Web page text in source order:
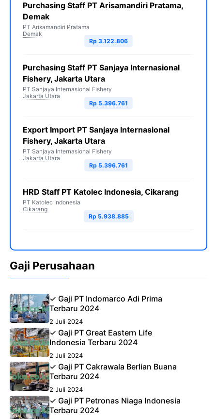
Purchasing Staff PT Arisamandiri Pratama,
Demak
PT Arisamandiri Pratama
Demak
Rp 3.122.806
Purchasing Staff PT Sanjaya Internasional
Fishery, Jakarta Utara
PT Sanjaya Internasional Fishery
Jakarta Utara
Rp 5.396.761
Export Import PT Sanjaya Internasional
Fishery, Jakarta Utara
PT Sanjaya Internasional Fishery
Jakarta Utara
Rp 5.396.761
HRD Staff PT Katolec Indonesia, Cikarang
PT Katolec Indonesia
Cikarang
Rp 5.938.885
Gaji Perusahaan
✓ Gaji PT Indomarco Adi Prima
Terbaru 2024
2 Juli 2024
✓ Gaji PT Great Eastern Life
Indonesia Terbaru 2024
2 Juli 2024
✓ Gaji PT Cakrawala Berlian Buana
Terbaru 2024
2 Juli 2024
✓ Gaji PT Petronas Niaga Indonesia
Terbaru 2024